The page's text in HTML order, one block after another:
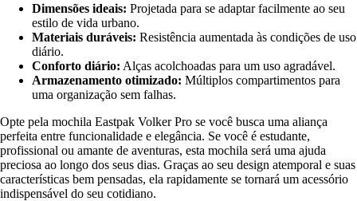
Dimensões ideais: Projetada para se adaptar facilmente ao seu
estilo de vida urbano.
Materiais duráveis: Resistência aumentada às condições de uso
diário.
Conforto diário: Alças acolchoadas para um uso agradável.
Armazenamento otimizado: Múltiplos compartimentos para
uma organização sem falhas.
Opte pela mochila Eastpak Volker Pro se você busca uma aliança
perfeita entre funcionalidade e elegância. Se você é estudante,
profissional ou amante de aventuras, esta mochila será uma ajuda
preciosa ao longo dos seus dias. Graças ao seu design atemporal e suas
características bem pensadas, ela rapidamente se tornará um acessório
indispensável do seu cotidiano.